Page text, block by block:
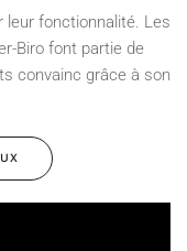
leur fonctionnalité. Les
Biro font partie de
convainc grâce à son